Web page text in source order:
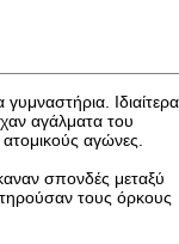
Ιδιαίτερα
αγάλματα του
αγώνες.
σπονδές μεταξύ
τους όρκους